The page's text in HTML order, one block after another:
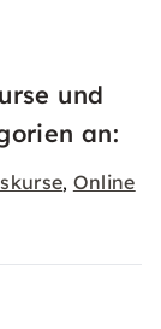
und
an:
, Online